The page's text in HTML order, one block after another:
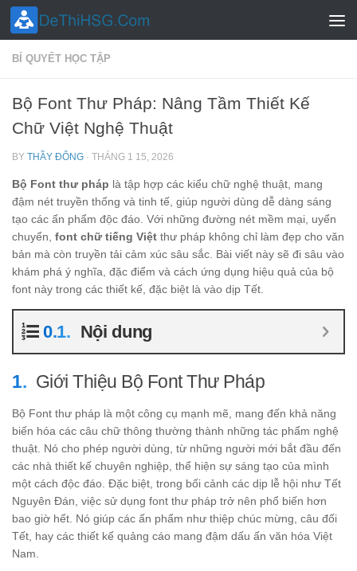
Skip to content
BÍ QUYẾT HỌC TẬP
Bộ Font Thư Pháp: Nâng Tầm Thiết Kế
Chữ Việt Nghệ Thuật
BY THẦY ĐÔNG · THÁNG 1 15, 2026
Bộ Font thư pháp là tập hợp các kiểu chữ nghệ thuật, mang
đậm nét truyền thống và tinh tế, giúp người dùng dễ dàng sáng
tạo các ấn phẩm độc đáo. Với những đường nét mềm mại, uyển
chuyển, font chữ tiếng Việt thư pháp không chỉ làm đẹp cho văn
bản mà còn truyền tải cảm xúc sâu sắc. Bài viết này sẽ đi sâu vào
khám phá ý nghĩa, đặc điểm và cách ứng dụng hiệu quả của bộ
font này trong các thiết kế, đặc biệt là vào dịp Tết.
Nội dung
Giới Thiệu Bộ Font Thư Pháp
Bộ Font thư pháp là một công cụ mạnh mẽ, mang đến khả năng
biến hóa các câu chữ thông thường thành những tác phẩm nghệ
thuật. Nó cho phép người dùng, từ những người mới bắt đầu đến
các nhà thiết kế chuyên nghiệp, thể hiện sự sáng tạo của mình
một cách độc đáo. Đặc biệt, trong bối cảnh các dịp lễ hội như Tết
Nguyên Đán, việc sử dụng font thư pháp trở nên phổ biến hơn
bao giờ hết. Nó giúp các ấn phẩm như thiệp chúc mừng, câu đối
Tết, hay các thiết kế quảng cáo mang đậm dấu ấn văn hóa Việt
Nam.